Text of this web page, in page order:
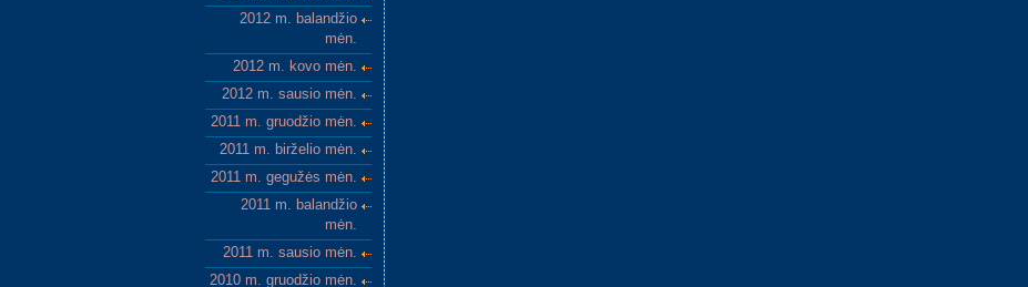
2012 m. balandžio
mėn.
2012 m. kovo mėn.
2012 m. sausio mėn.
2011 m. gruodžio mėn.
2011 m. birželio mėn.
2011 m. gegužės mėn.
2011 m. balandžio
mėn.
2011 m. sausio mėn.
2010 m. gruodžio mėn.